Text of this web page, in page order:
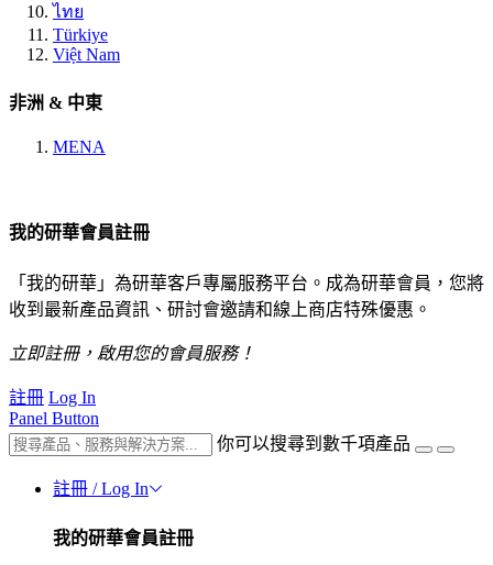
ไทย
Türkiye
Việt Nam
非洲 & 中東
MENA
我的研華會員註冊
「我的研華」為研華客戶專屬服務平台。成為研華會員，您將
收到最新產品資訊、研討會邀請和線上商店特殊優惠。
立即註冊，啟用您的會員服務！
註冊 Log In
Panel Button
你可以搜尋到數千項產品
註冊 / Log In
我的研華會員註冊